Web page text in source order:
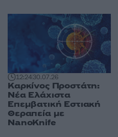
12:2430.07.26
Καρκίνος Προστάτη:
Νέα Ελάχιστα
Επεμβατική Εστιακή
Θεραπεία με
NanoKnife